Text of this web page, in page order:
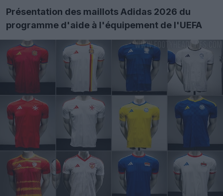
Présentation des maillots Adidas 2026 du
programme d'aide à l'équipement de l'UEFA